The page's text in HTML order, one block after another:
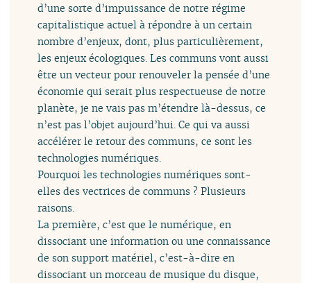
d’une sorte d’impuissance de notre régime
capitalistique actuel à répondre à un certain
nombre d’enjeux, dont, plus particulièrement,
les enjeux écologiques. Les communs vont aussi
être un vecteur pour renouveler la pensée d’une
économie qui serait plus respectueuse de notre
planète, je ne vais pas m’étendre là-dessus, ce
n’est pas l’objet aujourd’hui. Ce qui va aussi
accélérer le retour des communs, ce sont les
technologies numériques.
Pourquoi les technologies numériques sont-
elles des vectrices de communs ? Plusieurs
raisons.
La première, c’est que le numérique, en
dissociant une information ou une connaissance
de son support matériel, c’est-à-dire en
dissociant un morceau de musique du disque,